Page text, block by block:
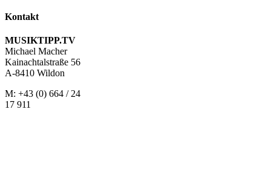
Kontakt
MUSIKTIPP.TV
Michael Macher
Kainachtalstraße 56
A-8410 Wildon
M: +43 (0) 664 / 24
17 911